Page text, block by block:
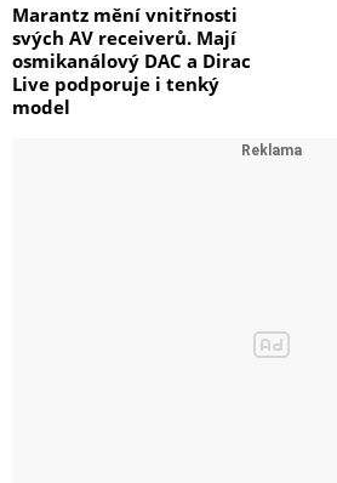
Marantz mění vnitřnosti
svých AV receiverů. Mají
osmikanálový DAC a Dirac
Live podporuje i tenký
model